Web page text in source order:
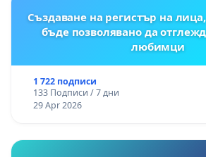
Създаване на регистър на
бъде позволявано да
любимци
1 722 подписи
133 Подписи / 7 дни
29 Apr 2026